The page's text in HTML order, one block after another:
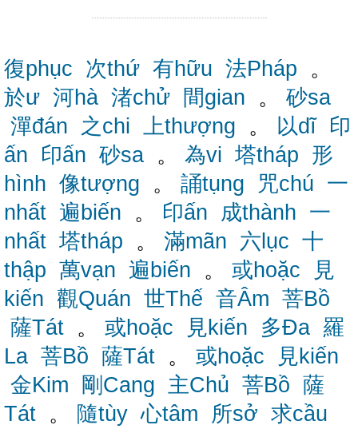
復phục 次thứ 有hữu 法Pháp 。
於ư 河hà 渚chử 間gian 。 砂sa
潬đán
之chi 上thượng 。 以dĩ 印
ấn 印ấn 砂sa 。 為vi 塔tháp 形
hình 像tượng 。 誦tụng 咒chú 一
nhất 遍biến 。 印ấn 成thành 一
nhất 塔tháp 。 滿mãn 六lục 十
thập 萬vạn 遍biến 。 或hoặc
見
kiến 觀Quán 世Thế 音Âm 菩Bồ
薩Tát 。 或hoặc 見kiến 多Đa 羅
La 菩Bồ 薩Tát 。 或hoặc
見kiến
金Kim
剛Cang 主Chủ 菩Bồ 薩
Tát 。 隨tùy 心tâm 所sở 求cầu